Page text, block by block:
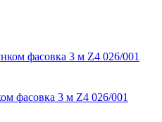
фасовка 3 м Z4 026/001